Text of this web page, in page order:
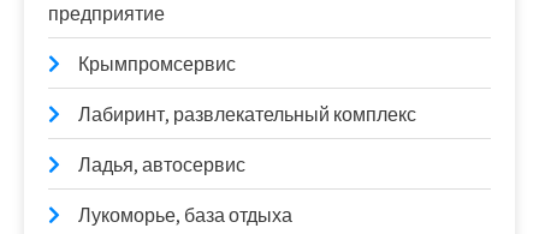
предприятие
Крымпромсервис
Лабиринт, развлекательный комплекс
Ладья, автосервис
Лукоморье, база отдыха